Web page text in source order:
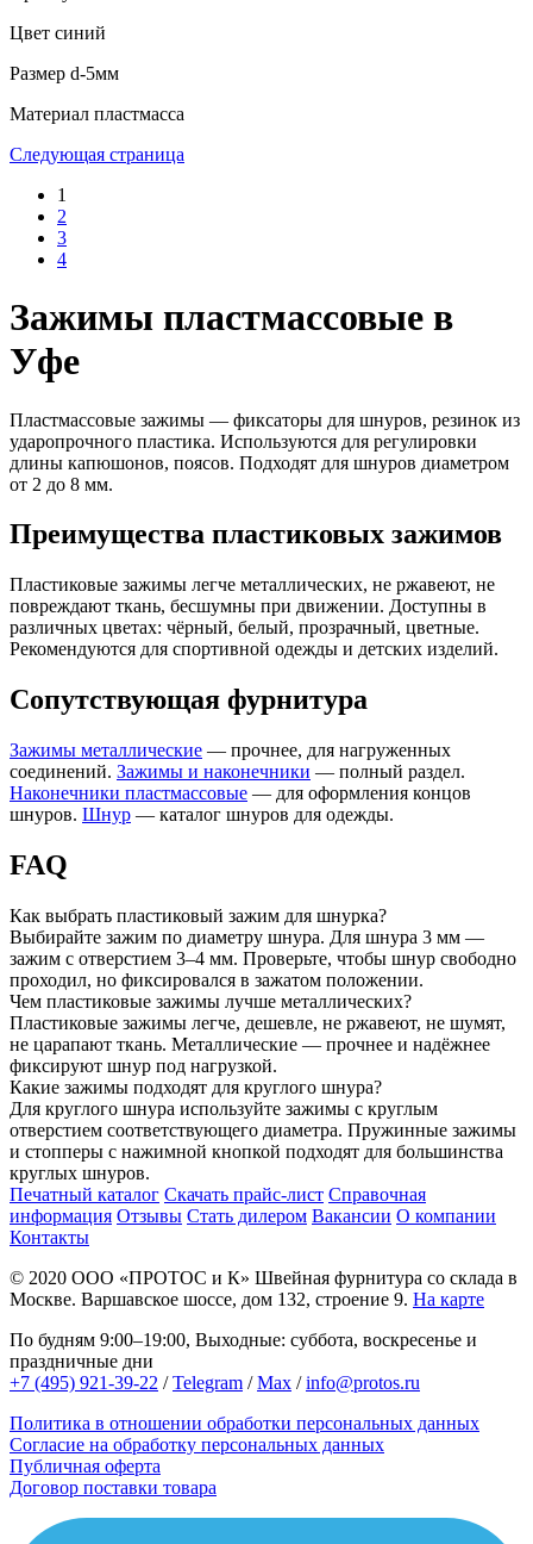
Цвет синий
Размер d-5мм
Материал пластмасса
Следующая страница
1
2
3
4
Зажимы пластмассовые в
Уфе
Пластмассовые зажимы — фиксаторы для шнуров, резинок из
ударопрочного пластика. Используются для регулировки
длины капюшонов, поясов. Подходят для шнуров диаметром
от 2 до 8 мм.
Преимущества пластиковых зажимов
Пластиковые зажимы легче металлических, не ржавеют, не
повреждают ткань, бесшумны при движении. Доступны в
различных цветах: чёрный, белый, прозрачный, цветные.
Рекомендуются для спортивной одежды и детских изделий.
Сопутствующая фурнитура
Зажимы металлические — прочнее, для нагруженных
соединений. Зажимы и наконечники — полный раздел.
Наконечники пластмассовые — для оформления концов
шнуров. Шнур — каталог шнуров для одежды.
FAQ
Как выбрать пластиковый зажим для шнурка?
Выбирайте зажим по диаметру шнура. Для шнура 3 мм —
зажим с отверстием 3–4 мм. Проверьте, чтобы шнур свободно
проходил, но фиксировался в зажатом положении.
Чем пластиковые зажимы лучше металлических?
Пластиковые зажимы легче, дешевле, не ржавеют, не шумят,
не царапают ткань. Металлические — прочнее и надёжнее
фиксируют шнур под нагрузкой.
Какие зажимы подходят для круглого шнура?
Для круглого шнура используйте зажимы с круглым
отверстием соответствующего диаметра. Пружинные зажимы
и стопперы с нажимной кнопкой подходят для большинства
круглых шнуров.
Печатный каталог Скачать прайс-лист Справочная
информация Отзывы Стать дилером Вакансии О компании
Контакты
© 2020 ООО «ПРОТОС и К» Швейная фурнитура со склада в
Москве. Варшавское шоссе, дом 132, строение 9. На карте
По будням 9:00–19:00, Выходные: суббота, воскресенье и
праздничные дни
+7 (495) 921-39-22 /Telegram /Max /info@protos.ru
Политика в отношении обработки персональных данных
Согласие на обработку персональных данных
Публичная оферта
Договор поставки товара